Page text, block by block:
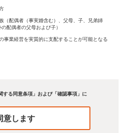
（配偶者（事実婚含む）、父母、子、兄弟姉
配偶者の父母および子）
業経営を実質的に支配することが可能となる
する同意条項」および「確認事項」に
意します